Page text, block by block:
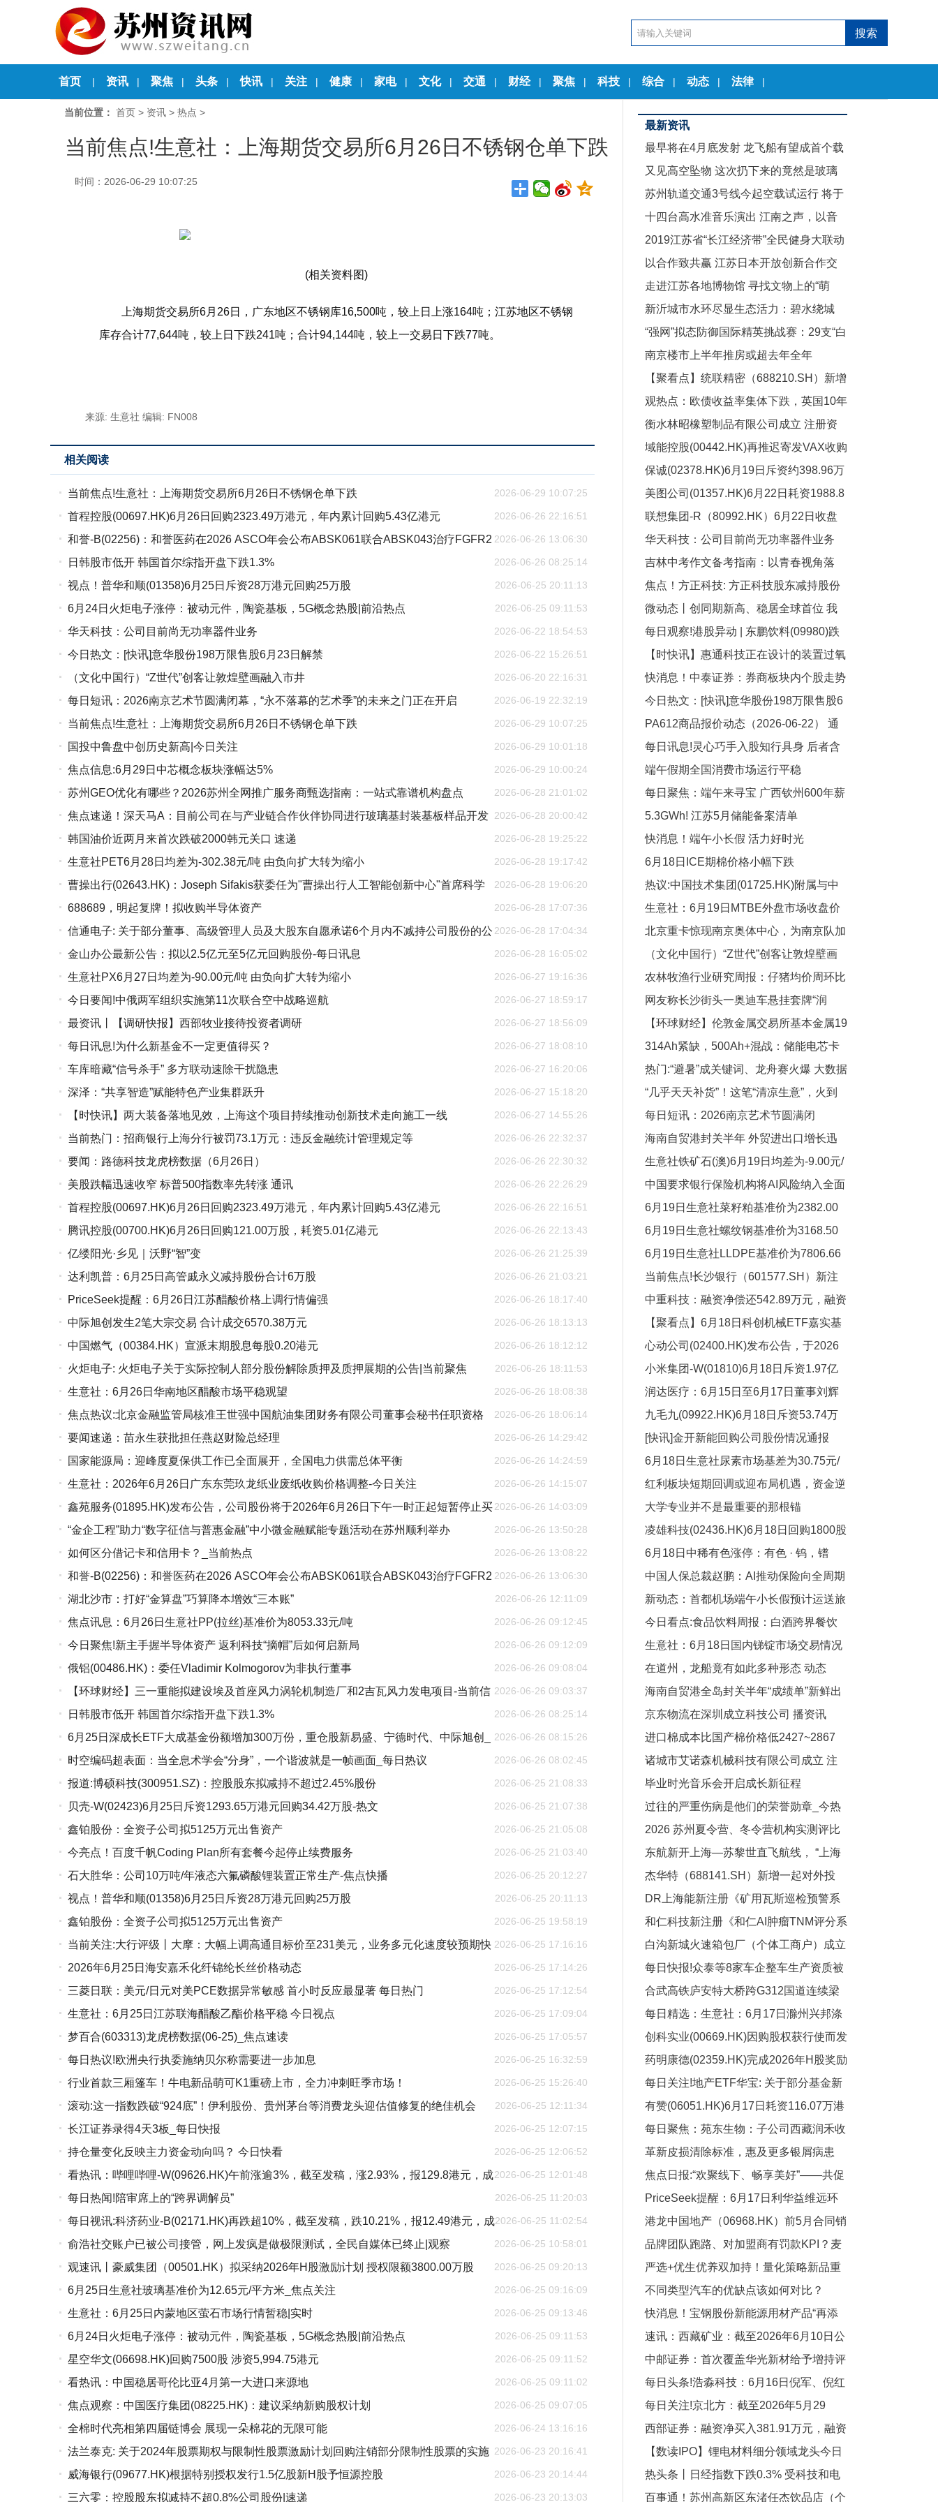
首页 | 资讯 | 聚焦 | 头条 | 快讯 | 关注 | 健康 | 家电 | 文化 | 交通 | 财经 | 聚焦 | 科技 | 综合 | 动态 | 法律 |
当前位置： 首页 > 资讯 > 热点 >
当前焦点!生意社：上海期货交易所6月26日不锈钢仓单下跌
时间：2026-06-29 10:07:25
(相关资料图)
上海期货交易所6月26日，广东地区不锈钢库16,500吨，较上日上涨164吨；江苏地区不锈钢
库存合计77,644吨，较上日下跌241吨；合计94,144吨，较上一交易日下跌77吨。
来源: 生意社 编辑: FN008
相关阅读
2026-06-29 10:07:25
当前焦点!生意社：上海期货交易所6月26日不锈钢仓单下跌
2026-06-26 22:16:51
首程控股(00697.HK)6月26日回购2323.49万港元，年内累计回购5.43亿港元
2026-06-26 13:06:30
和誉-B(02256)：和誉医药在2026 ASCO年会公布ABSK061联合ABSK043治疗FGFR2
阳性晚期GC/GEJC II期研究结果-热点评 2026-06-26 08:25:14
日韩股市低开 韩国首尔综指开盘下跌1.3%
2026-06-25 20:11:13
视点！普华和顺(01358)6月25日斥资28万港元回购25万股
2026-06-25 09:11:53
6月24日火炬电子涨停：被动元件，陶瓷基板，5G概念热股|前沿热点
2026-06-22 18:54:53
华天科技：公司目前尚无功率器件业务
2026-06-22 15:26:51
今日热文：[快讯]意华股份198万限售股6月23日解禁
2026-06-20 22:16:31
（文化中国行）“Z世代”创客让敦煌壁画融入市井
2026-06-19 22:32:19
每日短讯：2026南京艺术节圆满闭幕，“永不落幕的艺术季”的未来之门正在开启
2026-06-29 10:07:25
当前焦点!生意社：上海期货交易所6月26日不锈钢仓单下跌
2026-06-29 10:01:18
国投中鲁盘中创历史新高|今日关注
2026-06-29 10:00:24
焦点信息:6月29日中芯概念板块涨幅达5%
2026-06-28 21:01:02
苏州GEO优化有哪些？2026苏州全网推广服务商甄选指南：一站式靠谱机构盘点
2026-06-28 20:00:42
焦点速递！深天马A：目前公司在与产业链合作伙伴协同进行玻璃基封装基板样品开发
中 处在技术预研阶段 2026-06-28 19:25:22
韩国油价近两月来首次跌破2000韩元关口 速递
2026-06-28 19:17:42
生意社PET6月28日均差为-302.38元/吨 由负向扩大转为缩小
2026-06-28 19:06:20
曹操出行(02643.HK)：Joseph Sifakis获委任为"曹操出行人工智能创新中心"首席科学
顾问 2026-06-28 17:07:36
688689，明起复牌！拟收购半导体资产
2026-06-28 17:04:34
信通电子: 关于部分董事、高级管理人员及大股东自愿承诺6个月内不减持公司股份的公
告 今日热文 2026-06-28 16:05:02
金山办公最新公告：拟以2.5亿元至5亿元回购股份-每日讯息
2026-06-27 19:16:36
生意社PX6月27日均差为-90.00元/吨 由负向扩大转为缩小
2026-06-27 18:59:17
今日要闻!中俄两军组织实施第11次联合空中战略巡航
2026-06-27 18:56:09
最资讯丨【调研快报】西部牧业接待投资者调研
2026-06-27 18:08:10
每日讯息!为什么新基金不一定更值得买？
2026-06-27 16:20:06
车库暗藏“信号杀手” 多方联动速除干扰隐患
2026-06-27 15:18:20
深泽：“共享智造”赋能特色产业集群跃升
2026-06-27 14:55:26
【时快讯】两大装备落地见效，上海这个项目持续推动创新技术走向施工一线
2026-06-26 22:32:37
当前热门：招商银行上海分行被罚73.1万元：违反金融统计管理规定等
2026-06-26 22:30:32
要闻：路德科技龙虎榜数据（6月26日）
2026-06-26 22:26:29
美股跌幅迅速收窄 标普500指数率先转涨 通讯
2026-06-26 22:16:51
首程控股(00697.HK)6月26日回购2323.49万港元，年内累计回购5.43亿港元
2026-06-26 22:13:43
腾讯控股(00700.HK)6月26日回购121.00万股，耗资5.01亿港元
2026-06-26 21:25:39
亿缕阳光·乡见｜沃野“智”变
2026-06-26 21:03:21
达利凯普：6月25日高管戚永义减持股份合计6万股
2026-06-26 18:17:40
PriceSeek提醒：6月26日江苏醋酸价格上调行情偏强
2026-06-26 18:13:13
中际旭创发生2笔大宗交易 合计成交6570.38万元
2026-06-26 18:12:12
中国燃气（00384.HK）宣派末期股息每股0.20港元
2026-06-26 18:11:53
火炬电子: 火炬电子关于实际控制人部分股份解除质押及质押展期的公告|当前聚焦
2026-06-26 18:08:38
生意社：6月26日华南地区醋酸市场平稳观望
2026-06-26 18:06:14
焦点热议:北京金融监管局核准王世强中国航油集团财务有限公司董事会秘书任职资格
2026-06-26 14:29:42
要闻速递：苗永生获批担任燕赵财险总经理
2026-06-26 14:24:59
国家能源局：迎峰度夏保供工作已全面展开，全国电力供需总体平衡
2026-06-26 14:15:07
生意社：2026年6月26日广东东莞玖龙纸业废纸收购价格调整-今日关注
2026-06-26 14:03:09
鑫苑服务(01895.HK)发布公告，公司股份将于2026年6月26日下午一时正起短暂停止买
卖 2026-06-26 13:50:28
“金企工程”助力“数字征信与普惠金融”中小微金融赋能专题活动在苏州顺利举办
2026-06-26 13:08:22
如何区分借记卡和信用卡？_当前热点
2026-06-26 13:06:30
和誉-B(02256)：和誉医药在2026 ASCO年会公布ABSK061联合ABSK043治疗FGFR2
阳性晚期GC/GEJC II期研究结果-热点评 2026-06-26 12:11:09
湖北沙市：打好“金算盘”巧算降本增效“三本账”
2026-06-26 09:12:45
焦点讯息：6月26日生意社PP(拉丝)基准价为8053.33元/吨
2026-06-26 09:12:09
今日聚焦!新主手握半导体资产 返利科技“摘帽”后如何启新局
2026-06-26 09:08:04
俄铝(00486.HK)：委任Vladimir Kolmogorov为非执行董事
2026-06-26 09:03:37
【环球财经】三一重能拟建设埃及首座风力涡轮机制造厂和2吉瓦风力发电项目-当前信
息 2026-06-26 08:25:14
日韩股市低开 韩国首尔综指开盘下跌1.3%
2026-06-26 08:15:26
6月25日深成长ETF大成基金份额增加300万份，重仓股新易盛、宁德时代、中际旭创_
每日看点 2026-06-26 08:02:45
时空编码超表面：当全息术学会“分身”，一个谐波就是一帧画面_每日热议
2026-06-25 21:08:33
报道:博硕科技(300951.SZ)：控股股东拟减持不超过2.45%股份
2026-06-25 21:07:38
贝壳-W(02423)6月25日斥资1293.65万港元回购34.42万股-热文
2026-06-25 21:05:08
鑫铂股份：全资子公司拟5125万元出售资产
2026-06-25 21:03:40
今亮点！百度千帆Coding Plan所有套餐今起停止续费服务
2026-06-25 20:12:27
石大胜华：公司10万吨/年液态六氟磷酸锂装置正常生产-焦点快播
2026-06-25 20:11:13
视点！普华和顺(01358)6月25日斥资28万港元回购25万股
2026-06-25 19:58:19
鑫铂股份：全资子公司拟5125万元出售资产
2026-06-25 17:16:16
当前关注:大行评级丨大摩：大幅上调高通目标价至231美元，业务多元化速度较预期快
2026-06-25 17:14:26
2026年6月25日海安嘉禾化纤锦纶长丝价格动态
2026-06-25 17:12:54
三菱日联：美元/日元对美PCE数据异常敏感 首小时反应最显著 每日热门
2026-06-25 17:09:04
生意社：6月25日江苏联海醋酸乙酯价格平稳 今日视点
2026-06-25 17:05:57
梦百合(603313)龙虎榜数据(06-25)_焦点速读
2026-06-25 16:32:59
每日热议!欧洲央行执委施纳贝尔称需要进一步加息
2026-06-25 15:26:40
行业首款三厢篷车！牛电新品萌可K1重磅上市，全力冲刺旺季市场！
2026-06-25 12:11:34
滚动:这一指数跌破“924底”！伊利股份、贵州茅台等消费龙头迎估值修复的绝佳机会
2026-06-25 12:07:15
长江证券录得4天3板_每日快报
2026-06-25 12:06:52
持仓量变化反映主力资金动向吗？ 今日快看
2026-06-25 12:01:48
看热讯：哔哩哔哩-W(09626.HK)午前涨逾3%，截至发稿，涨2.93%，报129.8港元，成
交额3.17亿港元 2026-06-25 11:20:03
每日热闻!陪审席上的“跨界调解员”
2026-06-25 11:02:54
每日视讯:科济药业-B(02171.HK)再跌超10%，截至发稿，跌10.21%，报12.49港元，成
交额9478.69万港元 2026-06-25 10:58:01
俞浩社交账户已被公司接管，网上发疯是做极限测试，全民自媒体已终止|观察
2026-06-25 09:20:13
观速讯丨豪威集团（00501.HK）拟采纳2026年H股激励计划 授权限额3800.00万股
2026-06-25 09:16:09
6月25日生意社玻璃基准价为12.65元/平方米_焦点关注
2026-06-25 09:13:46
生意社：6月25日内蒙地区萤石市场行情暂稳|实时
2026-06-25 09:11:53
6月24日火炬电子涨停：被动元件，陶瓷基板，5G概念热股|前沿热点
2026-06-25 09:11:52
星空华文(06698.HK)回购7500股 涉资5,994.75港元
2026-06-25 09:11:02
看热讯：中国稳居哥伦比亚4月第一大进口来源地
2026-06-25 09:07:05
焦点观察：中国医疗集团(08225.HK)：建议采纳新购股权计划
2026-06-24 13:16:16
全棉时代亮相第四届链博会 展现一朵棉花的无限可能
2026-06-23 20:16:41
法兰泰克: 关于2024年股票期权与限制性股票激励计划回购注销部分限制性股票的实施
公告 2026-06-23 20:14:44
威海银行(09677.HK)根据特别授权发行1.5亿股新H股予恒源控股
2026-06-23 20:13:03
三六零：控股股东拟减持不超0.8%公司股份|速递
最新资讯
最早将在4月底发射 龙飞船有望成首个载
人商业航天器
又见高空坠物 这次扔下来的竟然是玻璃
茶几
苏州轨道交通3号线今起空载试运行 将于
12月底试运营
十四台高水准音乐演出 江南之声，以音
乐节的名义致敬古典
2019江苏省“长江经济带”全民健身大联动
暨“舞动江苏”无锡赛区启动仪式举行
以合作致共赢 江苏日本开放创新合作交
流会在东京举行
走进江苏各地博物馆 寻找文物上的“萌
娃”们
新沂城市水环尽显生态活力：碧水绕城
绿荫满城
“强网”拟态防御国际精英挑战赛：29支“白
帽黑客”战队谁能突防？
南京楼市上半年推房或超去年全年
【聚看点】统联精密（688210.SH）新增
一起对外投资，被投资公司为统联人工智
能技术（上海）有限责任公司
观热点：欧债收益率集体下跌，英国10年
期国债收益率跌3.4个基点
衡水林昭橡塑制品有限公司成立 注册资
本50万人民币
域能控股(00442.HK)再推迟寄发VAX收购
通函至7月13日
保诚(02378.HK)6月19日斥资约398.96万
英镑回购39.67万股
美图公司(01357.HK)6月22日耗资1988.8
万港元回购476.85万股 焦点播报
联想集团-R（80992.HK）6月22日收盘
跌1.94%
华天科技：公司目前尚无功率器件业务
吉林中考作文备考指南：以青春视角落
笔，于生活体悟中提分 最新资讯
焦点！方正科技: 方正科技股东减持股份
结果公告
微动态丨创同期新高、稳居全球首位 我
国多个领域“成绩单”亮眼
每日观察!港股异动 | 东鹏饮料(09980)跌
近6%创上市新低 二季度销售去化率放缓
花旗大幅下调目标价
【时快讯】惠通科技正在设计的装置过氧
化氢最高浓度为70%
快消息！中泰证券：券商板块内个股走势
分化受多种因素综合影响
今日热文：[快讯]意华股份198万限售股6
月23日解禁
PA612商品报价动态（2026-06-22） 通
讯
每日讯息!灵心巧手入股知行具身 后者含
AI及机器人业务
端午假期全国消费市场运行平稳
每日聚焦：端午来寻宝 广西钦州600年薪
火不熄古龙窑开窑
5.3GWh! 江苏5月储能备案清单
快消息！端午小长假 活力好时光
6月18日ICE期棉价格小幅下跌
热议:中国技术集团(01725.HK)附属与中
非经贸投资促进会等订立合作安排 拟进
一步拓展新能源智慧船舶的销售渠道
生意社：6月19日MTBE外盘市场收盘价
格上调|报道
北京重卡惊现南京奥体中心，为南京队加
油，为苏超喝彩
（文化中国行）“Z世代”创客让敦煌壁画
融入市井
农林牧渔行业研究周报：仔猪均价周环比
跌幅加大 5月规模化养殖场能繁存栏去化
幅度大于中小散户
网友称长沙街头一奥迪车悬挂套牌“润
A88888”，交警回应：已传唤当事司机，
目前正在处置中 今日报
【环球财经】伦敦金属交易所基本金属19
日普遍下跌
314Ah紧缺，500Ah+混战：储能电芯卡
位赛打响
热门:“避暑”成关键词、龙舟赛火爆 大数据
看端午假期热点
“几乎天天补货”！这笔“清凉生意”，火到
意大利！
每日短讯：2026南京艺术节圆满闭
幕，“永不落幕的艺术季”的未来之门正在
开启
海南自贸港封关半年 外贸进出口增长迅
猛
生意社铁矿石(澳)6月19日均差为-9.00元/
吨 由负向扩大转为缩小
中国要求银行保险机构将AI风险纳入全面
风险管理体系-观天下
6月19日生意社菜籽粕基准价为2382.00
元/吨
6月19日生意社螺纹钢基准价为3168.50
元/吨 每日焦点
6月19日生意社LLDPE基准价为7806.66
元/吨
当前焦点!长沙银行（601577.SH）新注
册《芙蓉花开 财富人生》美术作品的著
作权
中重科技：融资净偿还542.89万元，融资
余额1.26亿元|今日热搜
【聚看点】6月18日科创机械ETF嘉实基
金份额增加600万份，重仓股中控技术、
绿的谐波、铂力特
心动公司(02400.HK)发布公告，于2026
年6月18日斥资769.37万港元回购16.6万
股 要闻速递
小米集团-W(01810)6月18日斥资1.97亿
港元回购800万股
润达医疗：6月15日至6月17日董事刘辉
减持股份合计502.91万股
九毛九(09922.HK)6月18日斥资53.74万
港元回购42.1万股 今日聚焦
[快讯]金开新能回购公司股份情况通报
6月18日生意社尿素市场基差为30.75元/
吨
红利板块短期回调或迎布局机遇，资金逆
势流入红利低波ETF易方达（563020）_
最新消息
大学专业并不是最重要的那根锚
凌雄科技(02436.HK)6月18日回购1800股
6月18日中稀有色涨停：有色 · 钨，镨
钕，稀土磁材概念热股
中国人保总裁赵鹏：AI推动保险向全周期
风险管理延伸
新动态：首都机场端午小长假预计运送旅
客52.4万人次
今日看点:食品饮料周报：白酒跨界餐饮
谋突围 酒企扎堆世界杯
生意社：6月18日国内锑锭市场交易情况
在道州，龙船竟有如此多种形态 动态
海南自贸港全岛封关半年“成绩单”新鲜出
炉
京东物流在深圳成立科技公司 播资讯
进口棉成本比国产棉价格低2427~2867
元/吨
诸城市艾诺森机械科技有限公司成立 注
册资本30万人民币 每日报道
毕业时光音乐会开启成长新征程
过往的严重伤病是他们的荣誉勋章_今热
点
2026 苏州夏令营、冬令营机构实测评比
家长选营避坑实用指南
东航新开上海—苏黎世直飞航线， “上海
之夏”主题航班开拓中欧互联新通道
杰华特（688141.SH）新增一起对外投
资，被投资公司为杭州杰昕宸微电子有限
公司
DR上海能新注册《矿用瓦斯巡检预警系
统V1.0》项目的软件著作权
和仁科技新注册《和仁AI肿瘤TNM评分系
统V1.0》等3个项目的软件著作权 每日观
察
白沟新城火速箱包厂（个体工商户）成立
注册资本1万人民币
每日快报!众泰等8家车企整车生产资质被
冻结并永久失效？工信部辟谣！
合武高铁庐安特大桥跨G312国道连续梁
合龙
每日精选：生意社：6月17日滁州兴邦涤
纶短纤价格下调
创科实业(00669.HK)因购股权获行使而发
行1.7万股
药明康德(02359.HK)完成2026年H股奖励
信托计划25亿港元的H股股份购回
每日关注!地产ETF华宝: 关于部分基金新
增流动性服务商的公告
有赞(06051.HK)6月17日耗资116.07万港
元回购1470.8万股
每日聚焦：苑东生物：子公司西藏润禾收
到《税务行政处罚事项告知书》
革新皮损清除标准，惠及更多银屑病患
者，比奇珠单抗南京地区开出处方
焦点日报:“欢聚线下、畅享美好”——共促
线下消费新体验联合倡议书
PriceSeek提醒：6月17日利华益维远环
氧丙烷出厂价下调
港龙中国地产（06968.HK）前5月合同销
售金额约6.04亿元
品牌团队跑路、对加盟商有罚款KPI？麦
记牛奶：恶意诽谤 每日热讯
严选+优生优养双加持！量化策略新品重
磅推出！
不同类型汽车的优缺点该如何对比？
快消息！宝钢股份新能源用材产品“再添
一员”
速讯：西藏矿业：截至2026年6月10日公
司股东总户数为111058户
中邮证券：首次覆盖华光新材给予增持评
级_观点
每日头条!浩淼科技：6月16日倪军、倪红
艳、倪代红、倪海燕减持股份合计24.25
万股
每日关注!京北方：截至2026年5月29
日，公司股东人数为74,538户（含信用账
户合并数）
西部证券：融资净买入381.91万元，融资
余额15.75亿元 速看料
【数读IPO】锂电材料细分领域龙头今日
申购
热头条丨日经指数下跌0.3% 受科技和电
子股拖累
百事通！苏州高新区东渚任杰饮品店（个